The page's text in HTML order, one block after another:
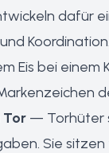
dafür
Eis bei einem
Tor — Torhüter
Sie sitzen